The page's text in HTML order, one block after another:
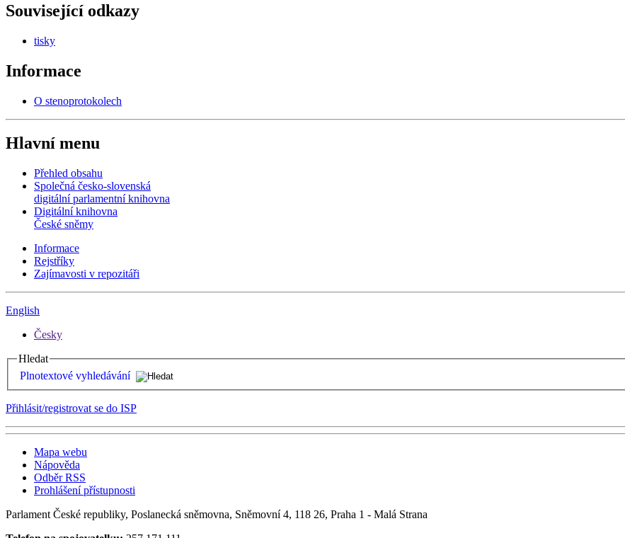
Související odkazy
tisky
Informace
O stenoprotokolech
Hlavní menu
Přehled obsahu
Společná česko-slovenská
digitální parlamentní knihovna
Digitální knihovna
České sněmy
Informace
Rejstříky
Zajímavosti v repozitáři
English
Česky
Hledat
Plnotextové vyhledávání
Přihlásit/registrovat se do ISP
Mapa webu
Nápověda
Odběr RSS
Prohlášení přístupnosti
Parlament České republiky, Poslanecká sněmovna, Sněmovní 4, 118 26, Praha 1 - Malá Strana